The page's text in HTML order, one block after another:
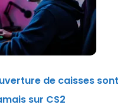
de caisses sont
sur CS2